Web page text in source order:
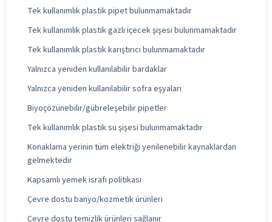
Tek kullanımlık plastik pipet bulunmamaktadır
Tek kullanımlık plastik gazlı içecek şişesi bulunmamaktadır
Tek kullanımlık plastik karıştırıcı bulunmamaktadır
Yalnızca yeniden kullanılabilir bardaklar
Yalnızca yeniden kullanılabilir sofra eşyaları
Biyoçözünebilir/gübreleşebilir pipetler
Tek kullanımlık plastik su şişesi bulunmamaktadır
Konaklama yerinin tüm elektriği yenilenebilir kaynaklardan
gelmektedir
Kapsamlı yemek israfı politikası
Çevre dostu banyo/kozmetik ürünleri
Çevre dostu temizlik ürünleri sağlanır